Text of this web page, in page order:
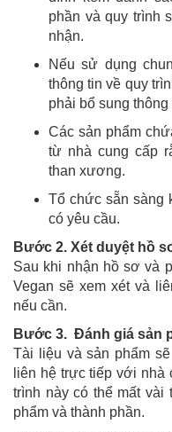
phần và quy trình
nhận.
Nếu sử dụng
thông tin về quy
phải bổ sung thông
Các sản phẩm
từ nhà cung cấp
than xương.
Tổ chức sẵn sàng
có yêu cầu.
Bước 2. Xét duyệt hồ
Sau khi nhận hồ sơ và
Vegan sẽ xem xét và
nếu cần.
Bước 3. Đánh giá sản
Tài liệu và sản phẩm
liên hệ trực tiếp với nhà
trình này có thể mất vài
phẩm và thành phần.